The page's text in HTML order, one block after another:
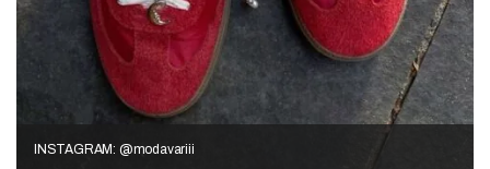
INSTAGRAM: @modavariii